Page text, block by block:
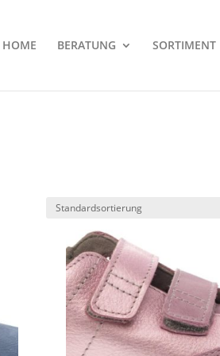
HOME BERATUNG SORTIMENT